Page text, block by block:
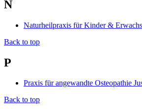
N
Naturheilpraxis für Kinder &
Back to top
P
Praxis für angewandte Osteopathie
Back to top